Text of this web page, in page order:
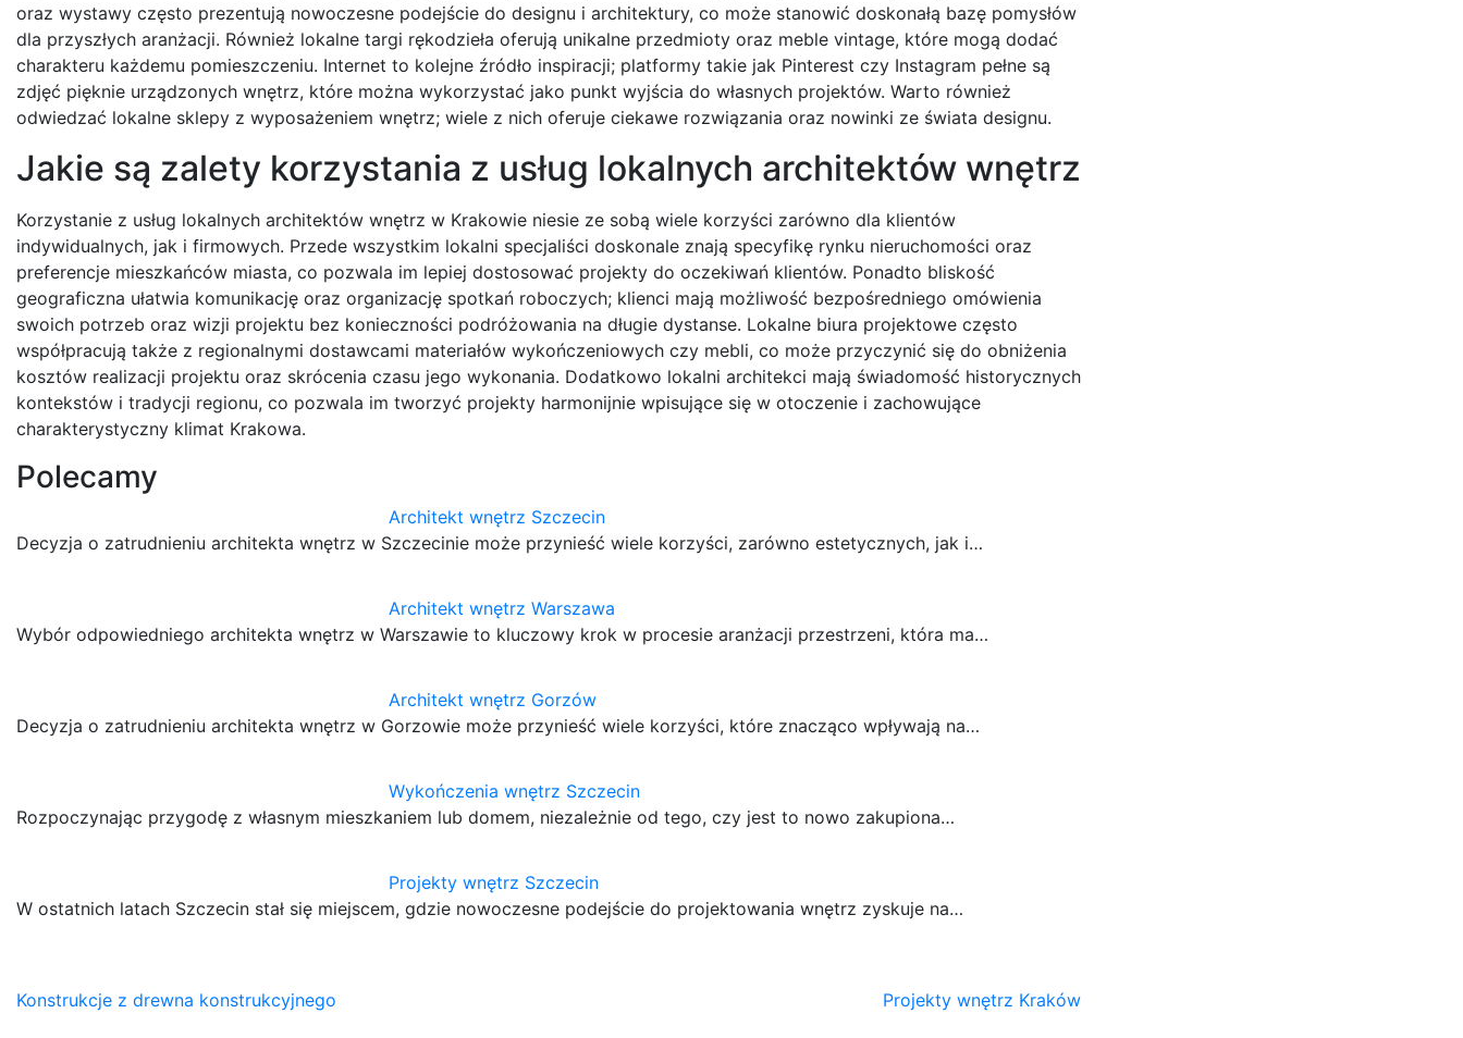
oraz wystawy często prezentują nowoczesne podejście do designu i architektury, co może stanowić doskonałą bazę pomysłów
dla przyszłych aranżacji. Również lokalne targi rękodzieła oferują unikalne przedmioty oraz meble vintage, które mogą dodać
charakteru każdemu pomieszczeniu. Internet to kolejne źródło inspiracji; platformy takie jak Pinterest czy Instagram pełne są
zdjęć pięknie urządzonych wnętrz, które można wykorzystać jako punkt wyjścia do własnych projektów. Warto również
odwiedzać lokalne sklepy z wyposażeniem wnętrz; wiele z nich oferuje ciekawe rozwiązania oraz nowinki ze świata designu.
Jakie są zalety korzystania z usług lokalnych architektów wnętrz
Korzystanie z usług lokalnych architektów wnętrz w Krakowie niesie ze sobą wiele korzyści zarówno dla klientów
indywidualnych, jak i firmowych. Przede wszystkim lokalni specjaliści doskonale znają specyfikę rynku nieruchomości oraz
preferencje mieszkańców miasta, co pozwala im lepiej dostosować projekty do oczekiwań klientów. Ponadto bliskość
geograficzna ułatwia komunikację oraz organizację spotkań roboczych; klienci mają możliwość bezpośredniego omówienia
swoich potrzeb oraz wizji projektu bez konieczności podróżowania na długie dystanse. Lokalne biura projektowe często
współpracują także z regionalnymi dostawcami materiałów wykończeniowych czy mebli, co może przyczynić się do obniżenia
kosztów realizacji projektu oraz skrócenia czasu jego wykonania. Dodatkowo lokalni architekci mają świadomość historycznych
kontekstów i tradycji regionu, co pozwala im tworzyć projekty harmonijnie wpisujące się w otoczenie i zachowujące
charakterystyczny klimat Krakowa.
Polecamy
Architekt wnętrz Szczecin
Decyzja o zatrudnieniu architekta wnętrz w Szczecinie może przynieść wiele korzyści, zarówno estetycznych, jak i…
Architekt wnętrz Warszawa
Wybór odpowiedniego architekta wnętrz w Warszawie to kluczowy krok w procesie aranżacji przestrzeni, która ma…
Architekt wnętrz Gorzów
Decyzja o zatrudnieniu architekta wnętrz w Gorzowie może przynieść wiele korzyści, które znacząco wpływają na…
Wykończenia wnętrz Szczecin
Rozpoczynając przygodę z własnym mieszkaniem lub domem, niezależnie od tego, czy jest to nowo zakupiona…
Projekty wnętrz Szczecin
W ostatnich latach Szczecin stał się miejscem, gdzie nowoczesne podejście do projektowania wnętrz zyskuje na…
Nawigacja
Konstrukcje z drewna konstrukcyjnego Projekty wnętrz Kraków